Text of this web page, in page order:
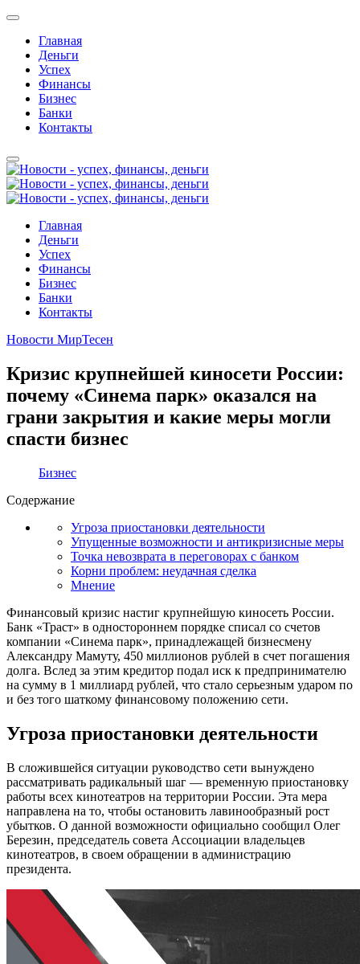
Главная
Деньги
Успех
Финансы
Бизнес
Банки
Контакты
Главная
Деньги
Успех
Финансы
Бизнес
Банки
Контакты
Новости МирТесен
Кризис крупнейшей киносети России:
почему «Синема парк» оказался на
грани закрытия и какие меры могли
спасти бизнес
Бизнес
Содержание
Угроза приостановки деятельности
Упущенные возможности и антикризисные меры
Точка невозврата в переговорах с банком
Корни проблем: неудачная сделка
Мнение
Финансовый кризис настиг крупнейшую киносеть России.
Банк «Траст» в одностороннем порядке списал со счетов
компании «Синема парк», принадлежащей бизнесмену
Александру Мамуту, 450 миллионов рублей в счет погашения
долга. Вслед за этим кредитор подал иск к предпринимателю
на сумму в 1 миллиард рублей, что стало серьезным ударом по
и без того шаткому финансовому положению сети.
Угроза приостановки деятельности
В сложившейся ситуации руководство сети вынуждено
рассматривать радикальный шаг — временную приостановку
работы всех кинотеатров на территории России. Эта мера
направлена на то, чтобы остановить лавинообразный рост
убытков. О данной возможности официально сообщил Олег
Березин, председатель совета Ассоциации владельцев
кинотеатров, в своем обращении в администрацию
президента.